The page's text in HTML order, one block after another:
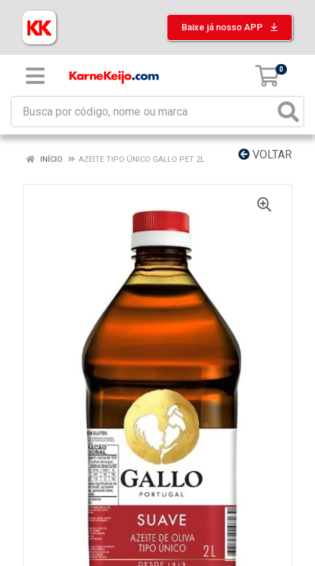
Baixe já nosso APP
0
VOLTAR
INÍCIO AZEITE TIPO ÚNICO GALLO PET 2L